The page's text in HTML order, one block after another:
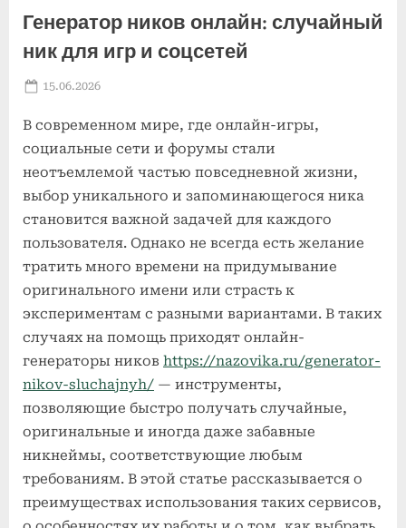
Генератор ников онлайн: случайный
ник для игр и соцсетей
Posted
15.06.2026
В современном мире, где онлайн-игры,
социальные сети и форумы стали
неотъемлемой частью повседневной жизни,
выбор уникального и запоминающегося ника
становится важной задачей для каждого
пользователя. Однако не всегда есть желание
тратить много времени на придумывание
оригинального имени или страсть к
экспериментам с разными вариантами. В таких
случаях на помощь приходят онлайн-
генераторы ников https://nazovika.ru/generator-
nikov-sluchajnyh/ — инструменты,
позволяющие быстро получать случайные,
оригинальные и иногда даже забавные
никнеймы, соответствующие любым
требованиям. В этой статье рассказывается о
преимуществах использования таких сервисов,